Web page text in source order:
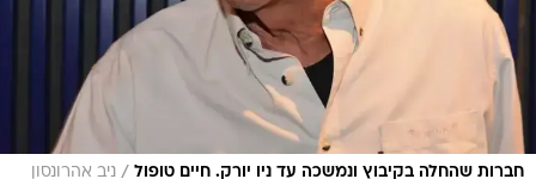
חברות שהחלה בקיבוץ ונמשכה עד ניו יורק. חיים טופול / ניב אהרונסון